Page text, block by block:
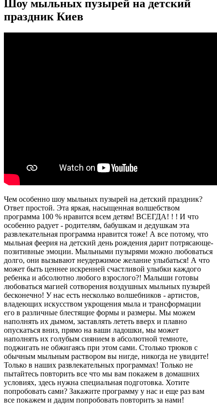
Шоу мыльных пузырей на детский
праздник Киев
Чем особенно шоу мыльных пузырей на детский праздник?
Ответ простой. Эта яркая, насыщенная волшебством
программа 100 % нравится всем детям! ВСЕГДА! ! ! И что
особенно радует - родителям, бабушкам и дедушкам эта
развлекательная программа нравится тоже! А все потому, что
мыльная феерия на детский день рождения дарит потрясающе-
позитивные эмоции. Мыльными пузырями можно любоваться
долго, они вызывают неудержимое желание улыбаться! А что
может быть ценнее искренней счастливой улыбки каждого
ребенка и абсолютно любого взрослого?! Малыши готовы
любоваться магией сотворения воздушных мыльных пузырей
бесконечно! У нас есть несколько волшебников - артистов,
владеющих искусством укрощения мыла и трансформации
его в различные блестящие формы и размеры. Мы можем
наполнять их дымом, заставлять лететь вверх и плавно
опускаться вниз, прямо на ваши ладошки, мы может
наполнять их голубым сиянием в абсолютной темноте,
поджигать не обжигаясь при этом сами. Столько трюков с
обычным мыльным раствором вы нигде, никогда не увидите!
Только в наших развлекательных программах! Только не
пытайтесь повторить все что мы вам покажем в домашних
условиях, здесь нужна специальная подготовка. Хотите
попробовать сами? Закажите программу у нас и еще раз вам
все покажем и дадим попробовать повторить за нами!